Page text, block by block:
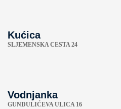
Kućica
SLJEMENSKA CESTA 24
Vodnjanka
GUNDULIĆEVA ULICA 16